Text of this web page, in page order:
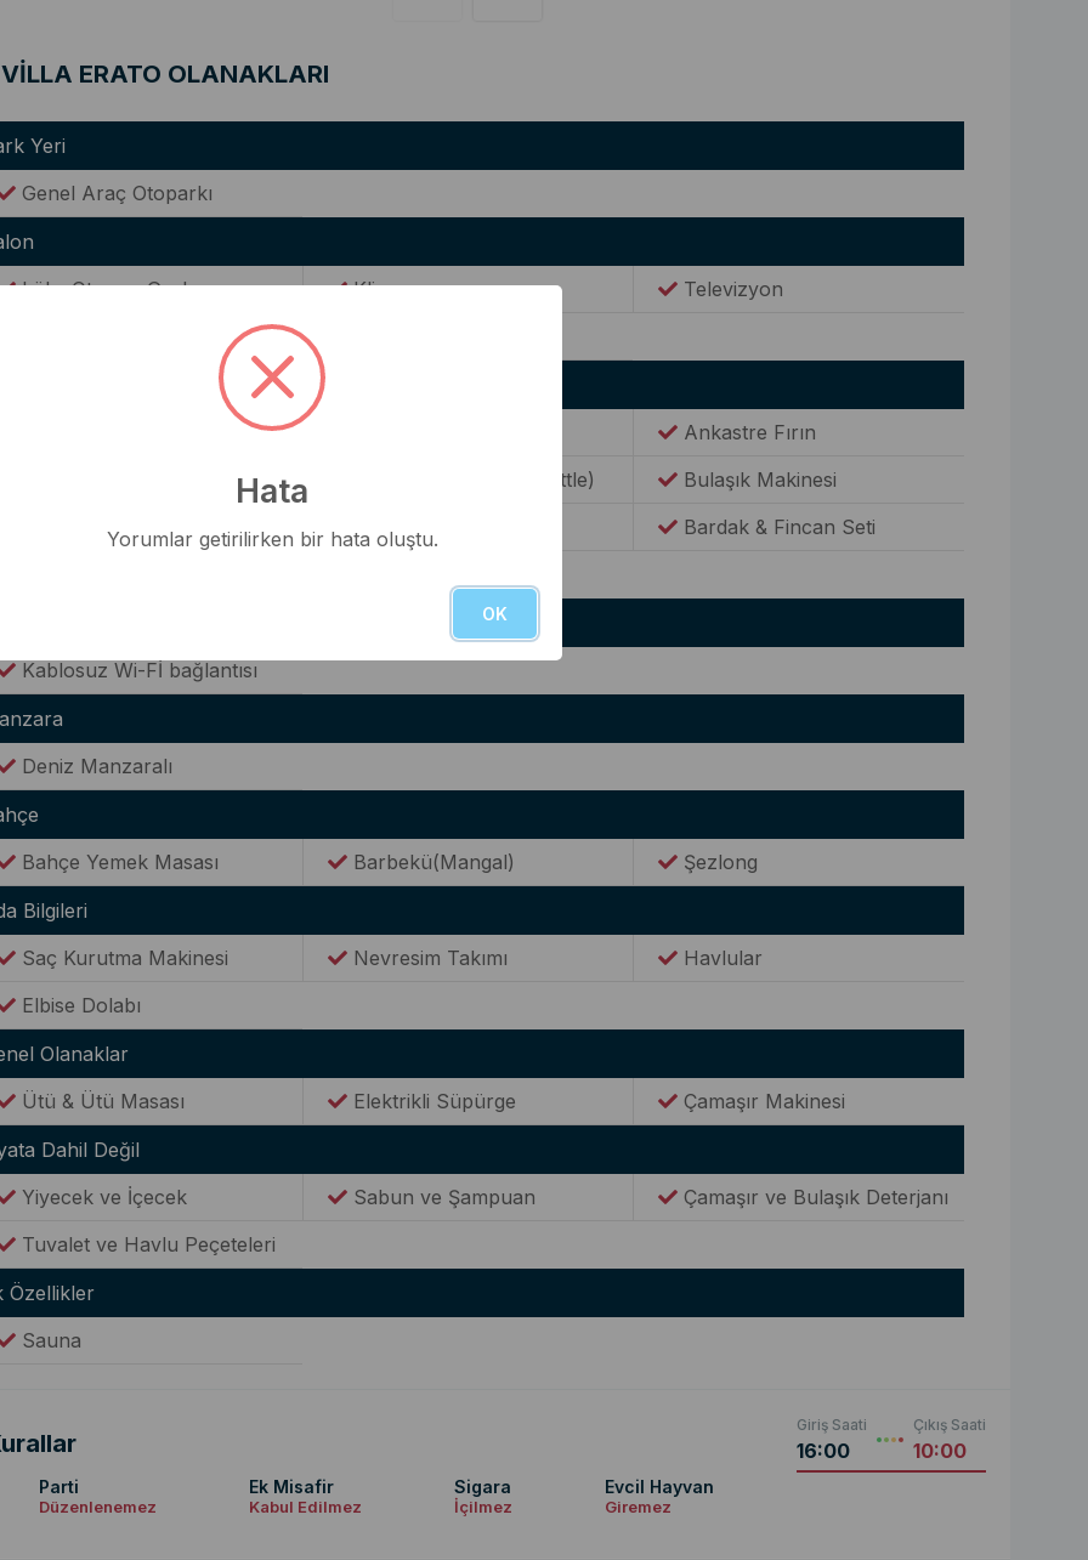
VİLLA ERATO OLANAKLARI
Yeri
Genel Araç Otoparkı
Lüks Oturma Grubu
Klima
Televizyon
Modern Amerikan Mutfak
Ankastre Fırın
Elektrikli Su Isıtıcısı(Kettle)
Bulaşık Makinesi
Tencere & Tava Takımları
Yemek Takımı
Bardak & Fincan Seti
Kablosuz Wi-Fİ bağlantısı
Deniz Manzaralı
Bahçe Yemek Masası
Barbekü(Mangal)
Şezlong
Bilgileri
Saç Kurutma Makinesi
Nevresim Takımı
Havlular
Elbise Dolabı
Olanaklar
Ütü & Ütü Masası
Elektrikli Süpürge
Çamaşır Makinesi
Dahil Değil
Yiyecek ve İçecek
Sabun ve Şampuan
Çamaşır ve Bulaşık Deterjanı
Tuvalet ve Havlu Peçeteleri
Özellikler
Sauna
Giriş Saati
16:00
Çıkış Saati
10:00
Parti
Düzenlenemez
Ek Misafir
Kabul Edilmez
Sigara
İçilmez
Evcil Hayvan
Giremez
Hata
Yorumlar getirilirken bir hata oluştu.
OK